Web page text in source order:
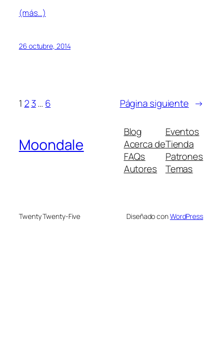
(más…)
26 octubre, 2014
1 2 3… 6 Página siguiente →
Moondale
Blog
Acerca de
FAQs
Autores
Eventos
Tienda
Patrones
Temas
Twenty Twenty-Five Diseñado conWordPress